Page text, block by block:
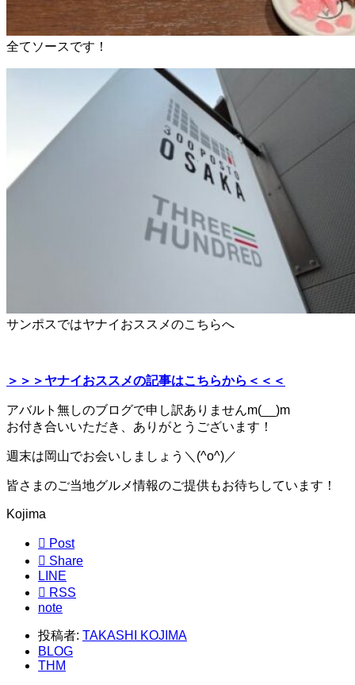
全てソースです！
サンポスではヤナイおススメのこちらへ
＞＞＞ヤナイおススメの記事はこちらから＜＜＜
アバルト無しのブログで申し訳ありませんm(__)m
お付き合いいただき、ありがとうございます！
週末は岡山でお会いしましょう＼(^o^)／
皆さまのご当地グルメ情報のご提供もお待ちしています！
Kojima
 Post
 Share
LINE
 RSS
note
投稿者: TAKASHI KOJIMA
BLOG
THM